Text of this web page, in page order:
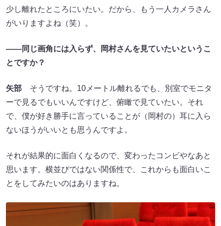
少し離れたところにいたい。だから、もう一人カメラさん
がいりますよね（笑）。
――同じ画角には入らず、岡村さんを見ていたいというこ
とですか？
矢部 そうですね。10メートル離れるでも、別室でモニタ
ーで見るでもいいんですけど、俯瞰で見ていたい。それ
で、僕が好き勝手に言っていることが（岡村の）耳に入ら
ないほうがいいとも思うんですよ。
それが結果的に面白くなるので、変わったコンビやなあと
思います。横並びではない関係性で、これからも面白いこ
とをしてみたいのはありますね。